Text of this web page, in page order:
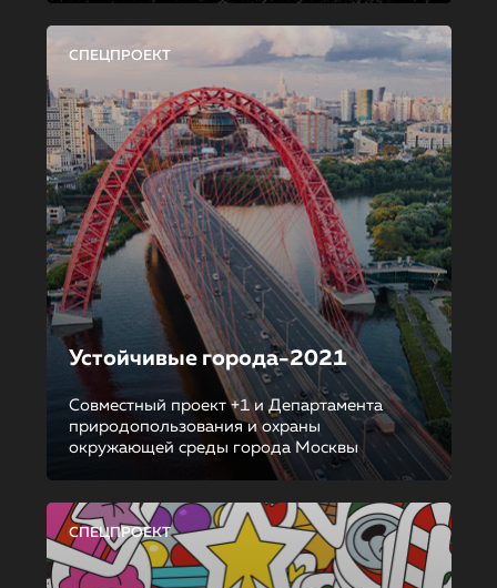
СПЕЦПРОЕКТ
Устойчивые города-2021
Совместный проект +1 и Департамента
природопользования и охраны
окружающей среды города Москвы
СПЕЦПРОЕКТ